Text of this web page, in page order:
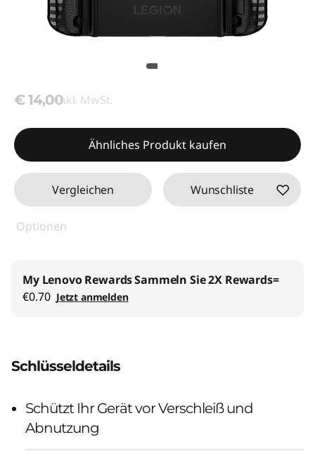
€ 14,00Inkl. MwSt.
Ähnliches Produkt kaufen
Vergleichen Wunschliste
Optionen
My Lenovo RewardsSammeln Sie 2X Rewards=
€0.70 Jetzt anmelden
Schlüsseldetails
Schützt Ihr Gerät vor Verschleiß und
Abnutzung